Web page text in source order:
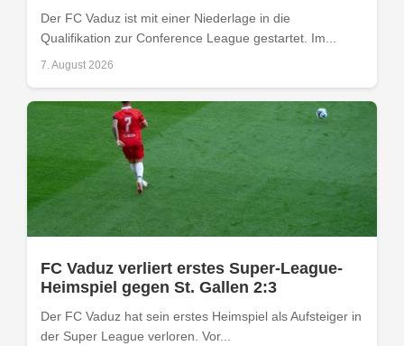
Der FC Vaduz ist mit einer Niederlage in die
Qualifikation zur Conference League gestartet. Im...
7. August 2026
FC Vaduz verliert erstes Super-League-
Heimspiel gegen St. Gallen 2:3
Der FC Vaduz hat sein erstes Heimspiel als Aufsteiger in
der Super League verloren. Vor...